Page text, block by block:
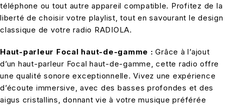
téléphone ou tout autre appareil compatible. Profitez de la
liberté de choisir votre playlist, tout en savourant le design
classique de votre radio RADIOLA.
Haut-parleur Focal haut-de-gamme : Grâce à l’ajout
d’un haut-parleur Focal haut-de-gamme, cette radio offre
une qualité sonore exceptionnelle. Vivez une expérience
d’écoute immersive, avec des basses profondes et des
aigus cristallins, donnant vie à votre musique préférée